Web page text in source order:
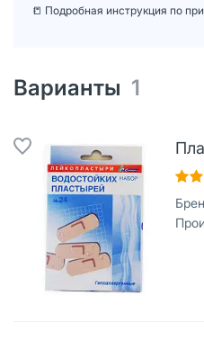
📒 Подробная инструкция по
Варианты 1